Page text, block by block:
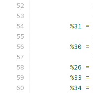
%31 =
%30 =
%26 =
%33 =
%34 =